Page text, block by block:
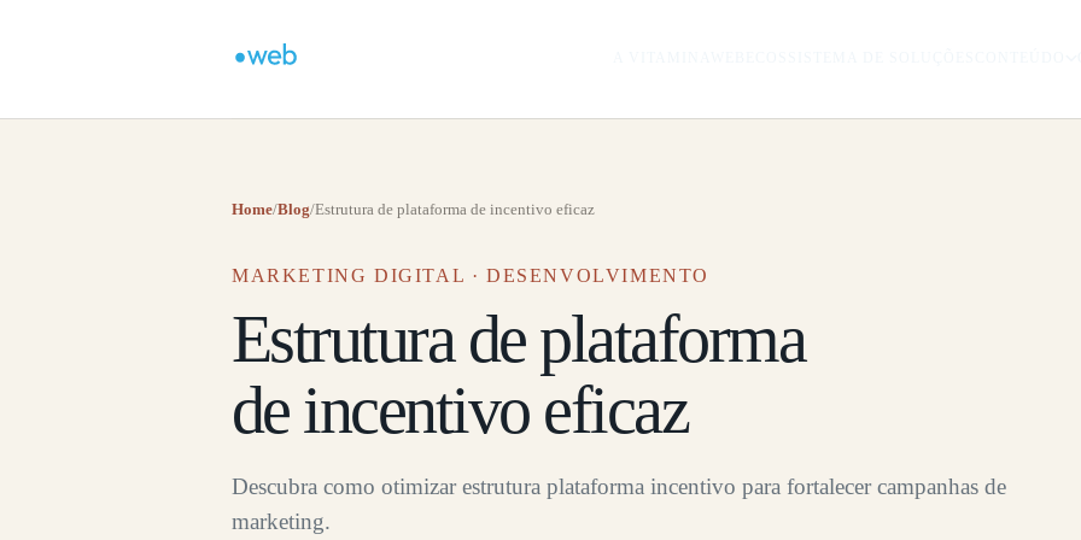
Home/Blog/Estrutura de plataforma de incentivo eficaz
MARKETING DIGITAL · DESENVOLVIMENTO
Estrutura de plataforma
de incentivo eficaz
Descubra como otimizar estrutura plataforma incentivo para fortalecer campanhas de
marketing.